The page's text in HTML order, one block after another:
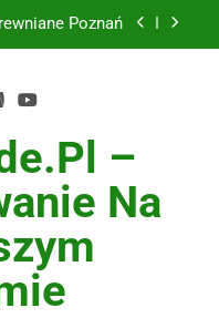
Poznań
odpadów Lublin
Poznań
Gdańsk
–
Na